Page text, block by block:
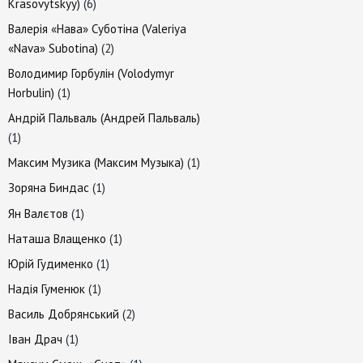
Krasovytskyy)(6)
Валерія «Нава» Суботіна (Valeriya
«Nava» Subotina)(2)
Володимир Горбулін (Volodymyr
Horbulin)(1)
Андрій Пальваль (Андрей Пальваль)
(1)
Максим Музика (Максим Музыка)(1)
Зоряна Биндас(1)
Ян Валєтов(1)
Наташа Влащенко(1)
Юрій Гудименко(1)
Надія Гуменюк(1)
Василь Добрянський(2)
Іван Драч(1)